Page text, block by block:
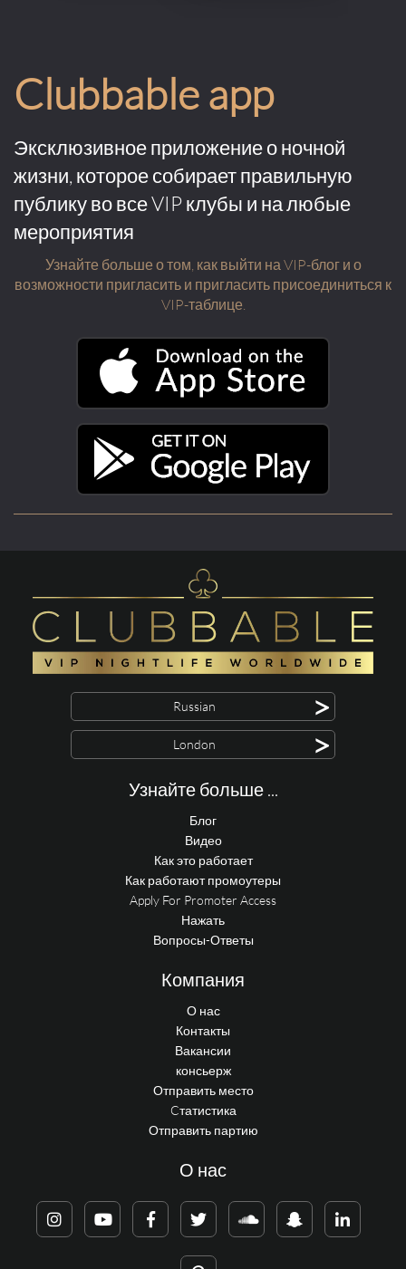
Clubbable app
Эксклюзивное приложение о ночной
жизни, которое собирает правильную
публику во все VIP клубы и на любые
мероприятия
Узнайте больше о том, как выйти на VIP-блог и о
возможности пригласить и пригласить присоединиться к
VIP-таблице.
Russian >
London >
Узнайте больше ...
Блог
Видео
Как это работает
Как работают промоутеры
Apply For Promoter Access
Нажать
Вопросы-Ответы
Компания
О нас
Контакты
Вакансии
консьерж
Отправить место
Cтатистика
Отправить партию
О нас